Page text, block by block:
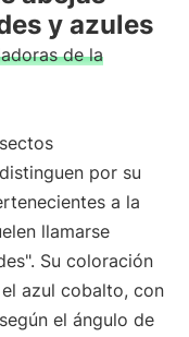
y azules
de la
por su
a la
llamarse
Su coloración
azul cobalto, con
el ángulo de